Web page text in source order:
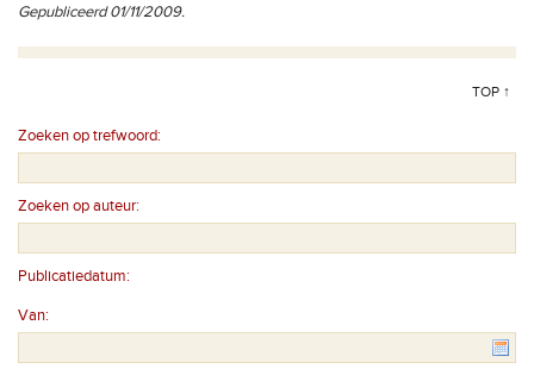
Gepubliceerd 01/11/2009.
TOP ↑
Zoeken op trefwoord:
Zoeken op auteur:
Publicatiedatum:
Van: